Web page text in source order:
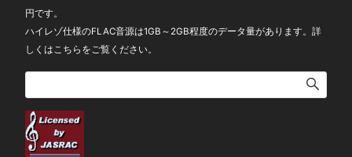
円です。
ハイレゾ仕様のFLAC音源は1GB～2GB程度のデータ量があります。 詳
しくはこちらをご覧ください。